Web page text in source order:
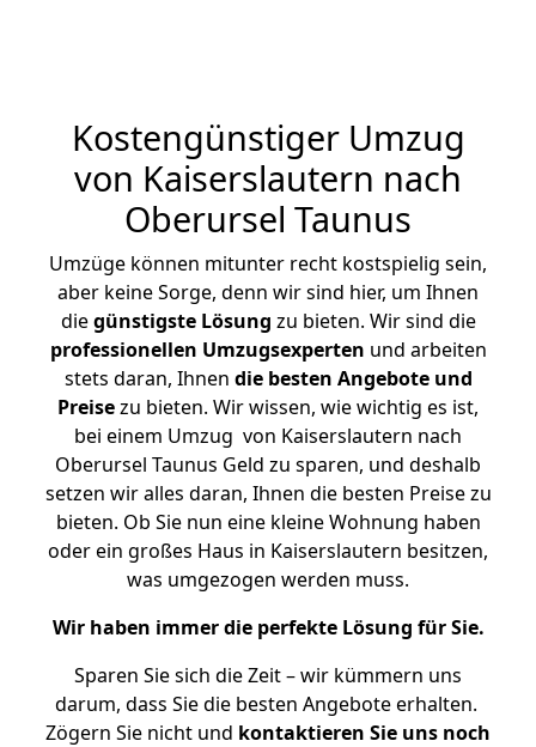
Kostengünstiger Umzug
von Kaiserslautern nach
Oberursel Taunus
Umzüge können mitunter recht kostspielig sein,
aber keine Sorge, denn wir sind hier, um Ihnen
diegünstigste Lösung zu bieten. Wir sind die
professionellen Umzugsexperten und arbeiten
stets daran, Ihnen die besten Angebote und
Preisezu bieten. Wir wissen, wie wichtig es ist,
bei einem Umzug von Kaiserslautern nach
Oberursel Taunus Geld zu sparen, und deshalb
setzen wir alles daran, Ihnen die besten Preise zu
bieten. Ob Sie nun eine kleine Wohnung haben
oder ein großes Haus in Kaiserslautern besitzen,
was umgezogen werden muss.
Wir haben immer die perfekte Lösung für Sie.
Sparen Sie sich die Zeit – wir kümmern uns
darum, dass Sie die besten Angebote erhalten.
Zögern Sie nicht und kontaktieren Sie uns noch